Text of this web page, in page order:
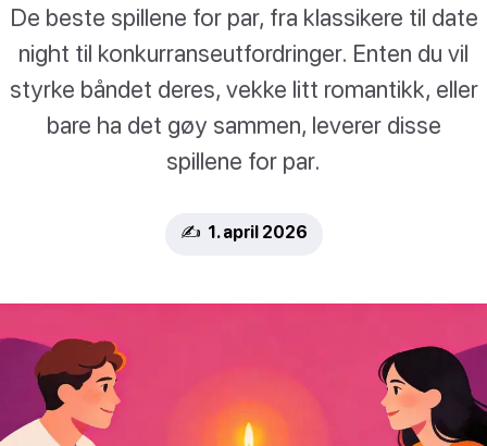
De beste spillene for par, fra klassikere til date
night til konkurranseutfordringer. Enten du vil
styrke båndet deres, vekke litt romantikk, eller
bare ha det gøy sammen, leverer disse
spillene for par.
✍️ 1. april 2026